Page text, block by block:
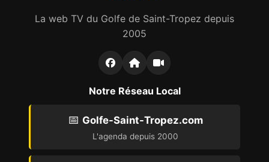
La web TV du Golfe de Saint-Tropez depuis
2005
Notre Réseau Local
📅 Golfe-Saint-Tropez.com
L'agenda depuis 2000